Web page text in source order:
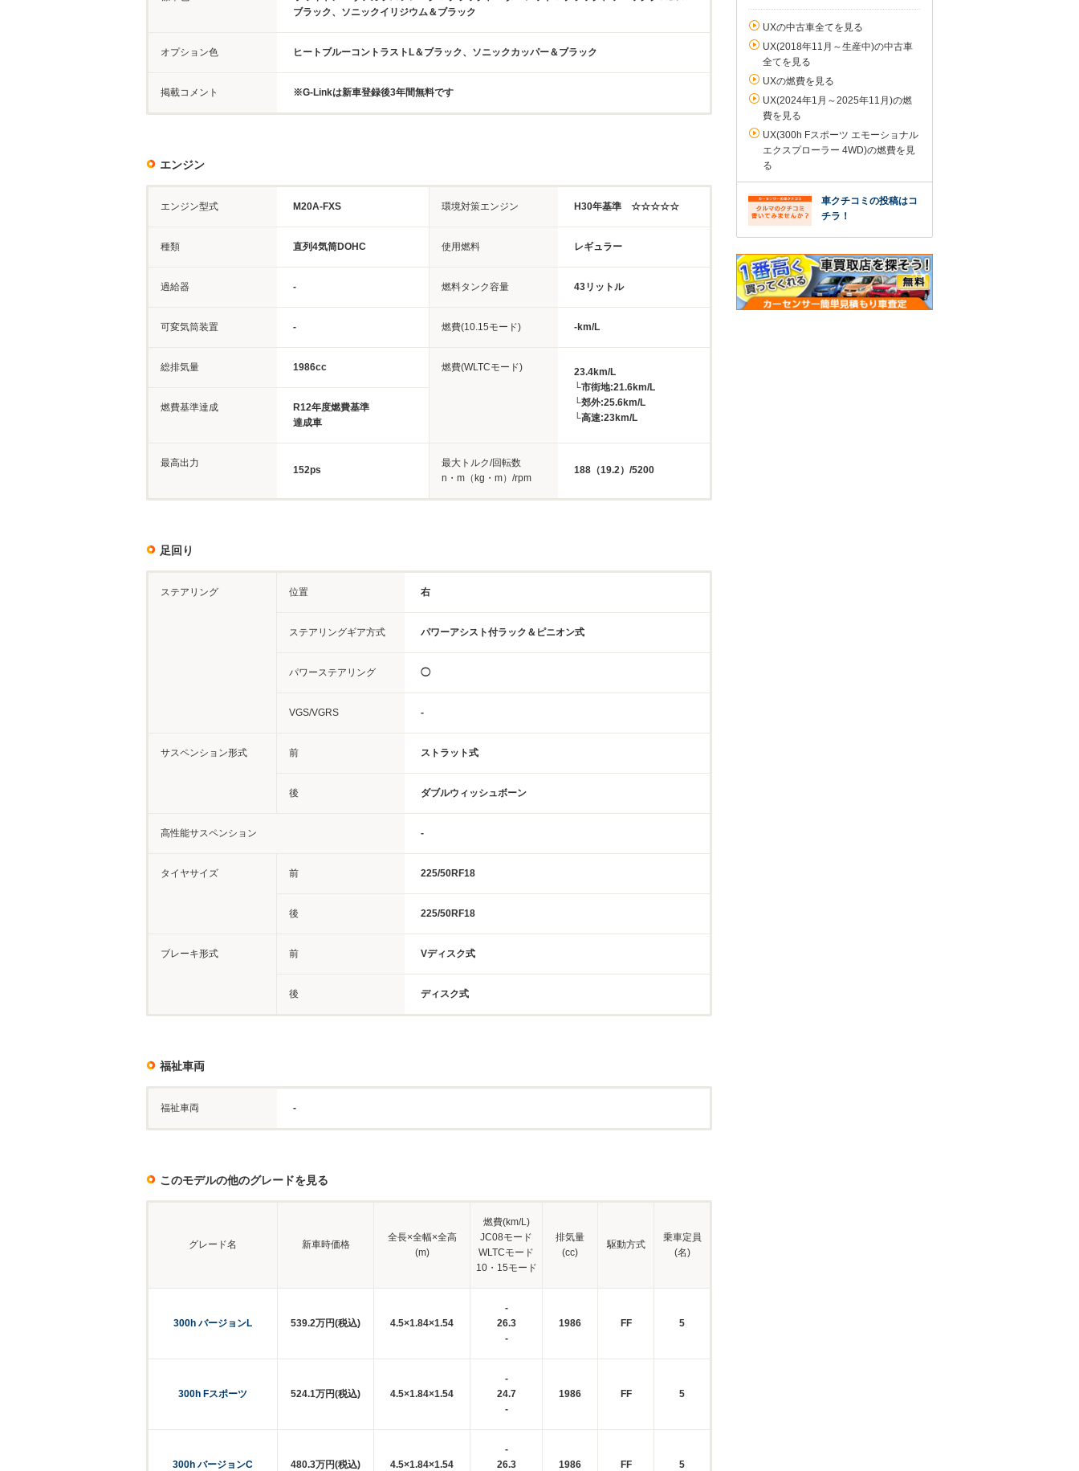
ブラック、ソニックイリジウム＆ブラック
オプション色 ヒートブルーコントラストL＆ブラック、ソニックカッパー＆ブラック
掲載コメント ※G-Linkは新車登録後3年間無料です
エンジン
エンジン型式 M20A-FXS 環境対策エンジン H30年基準 ☆☆☆☆☆
種類 直列4気筒DOHC 使用燃料 レギュラー
過給器 - 燃料タンク容量 43リットル
可変気筒装置 - 燃費(10.15モード) -km/L
総排気量 1986cc 燃費(WLTCモード)
23.4km/L
└市街地:21.6km/L
└郊外:25.6km/L
└高速:23km/L
燃費基準達成
R12年度燃費基準
達成車
最高出力
152ps
最大トルク/回転数
n・m（kg・m）/rpm
188（19.2）/5200
足回り
ステアリング 位置 右
ステアリングギア方式 パワーアシスト付ラック＆ピニオン式
パワーステアリング ◯
VGS/VGRS -
サスペンション形式 前 ストラット式
後 ダブルウィッシュボーン
高性能サスペンション -
タイヤサイズ 前 225/50RF18
後 225/50RF18
ブレーキ形式 前 Vディスク式
後 ディスク式
福祉車両
福祉車両 -
このモデルの他のグレードを見る
グレード名 新車時価格
全長×全幅×全高
(m)
燃費(km/L)
JC08モード
WLTCモード
10・15モード
排気量
(cc)
駆動方式
乗車定員
(名)
300h バージョンL 539.2万円(税込) 4.5×1.84×1.54
-
26.3
-
1986 FF 5
300h Fスポーツ 524.1万円(税込) 4.5×1.84×1.54
-
24.7
-
1986 FF 5
300h バージョンC 480.3万円(税込) 4.5×1.84×1.54
-
26.3
1986 FF 5
UXの中古車全てを見る
UX(2018年11月～生産中)の中古車
全てを見る
UXの燃費を見る
UX(2024年1月～2025年11月)の燃
費を見る
UX(300h Fスポーツ エモーショナル
エクスプローラー 4WD)の燃費を見
る
車クチコミの投稿はコ
チラ！